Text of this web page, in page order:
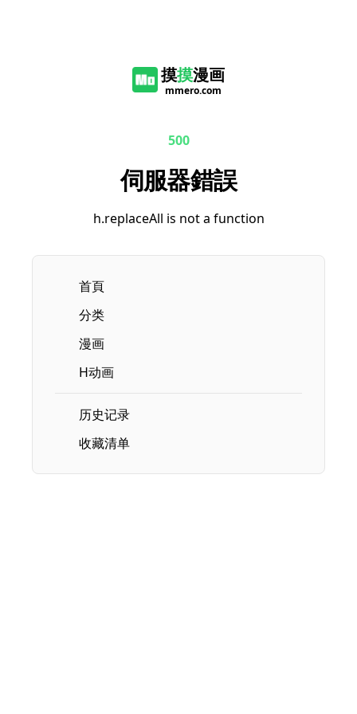
摸摸漫画
mmero.com
500
伺服器錯誤
h.replaceAll is not a function
首頁
分类
漫画
H动画
历史记录
收藏清单